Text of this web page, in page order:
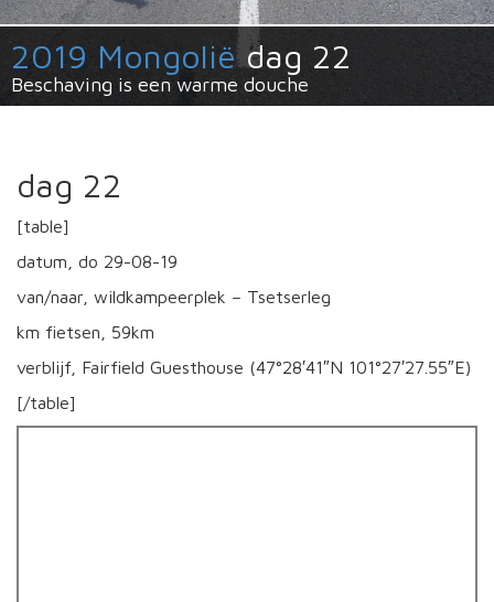
2019 Mongoliëdag 22
Beschaving is een warme douche
dag 22
[table]
datum, do 29-08-19
van/naar, wildkampeerplek – Tsetserleg
km fietsen, 59km
verblijf, Fairfield Guesthouse (47°28′41″N 101°27′27.55″E)
[/table]